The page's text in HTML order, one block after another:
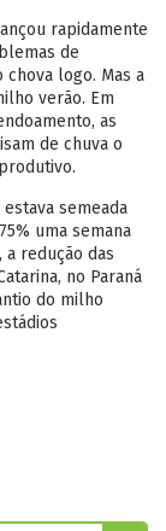
rapidamente
de
logo. Mas a
verão. Em
as
de chuva o
semeada
uma semana
a redução das
no Paraná
do milho